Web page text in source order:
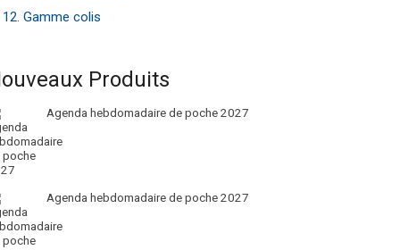
12. Gamme colis
Produits
Agenda hebdomadaire de poche 2027
Agenda hebdomadaire de poche 2027